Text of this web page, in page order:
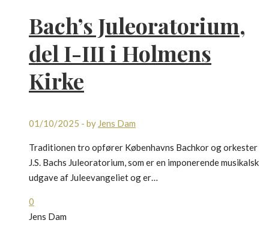
Bach’s Juleoratorium,
del I-III i Holmens
Kirke
01/10/2025 - by Jens Dam
Traditionen tro opfører Københavns Bachkor og orkester
J.S. Bachs Juleoratorium, som er en imponerende musikalsk
udgave af Juleevangeliet og er…
0
Jens Dam